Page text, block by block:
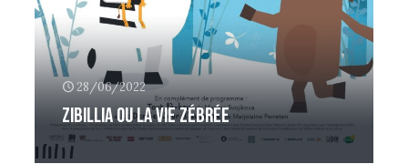
28/06/2022
Zibillia ou la vie zébrée